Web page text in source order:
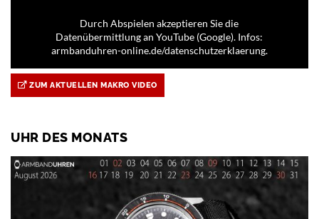
Durch Abspielen akzeptieren Sie die
Datenübermittlung an YouTube (Google). Infos:
armbanduhren-online.de/datenschutzerklaerung.
ZUM AKTUELLEN MAKRO VIDEO
UHR DES MONATS